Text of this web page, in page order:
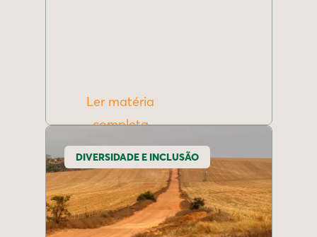
Ler matéria
completa
DIVERSIDADE E INCLUSÃO